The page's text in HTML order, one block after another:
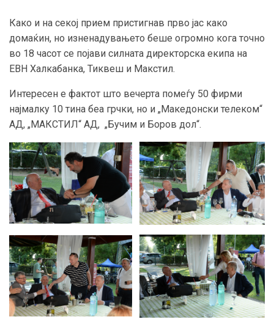
Како и на секој прием пристигнав прво јас како
домаќин, но изненадувањето беше огромно кога точно
во 18 часот се појави силната директорска екипа на
ЕВН Халкабанка, Тиквеш и Макстил.
Интересен е фактот што вечерта помеѓу 50 фирми
најмалку 10 тина беа грчки, но и „Македонски телеком“
АД, „МАКСТИЛ“ АД, „Бучим и Боров дол“.